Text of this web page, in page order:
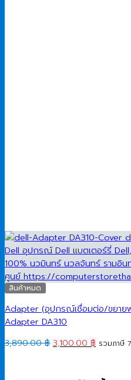
สินค้าหมด
Adapter (อุปกรณ์เชื่อมต่อ/ขยาย
Adapter DA310
3,890.00฿ Original
3,100.00 ฿ Current
รวมภาษี